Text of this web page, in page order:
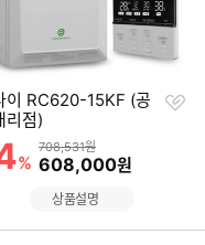
15KF (공
리점)
%
상품금액
708,531원
할인금액
608,000원
찜
상품설명